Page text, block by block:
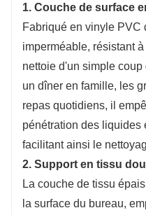
Surface facile à
d'éponge suffit,
et rapide, pour un
✅Matériau
peau et inodore.
Choisissez un
toxique et inodore,
sécurité pour un
familles avec
Nous pouvons
fonction de vos
1. Couche de surface
Fabriqué en vinyle PVC
imperméable, résistant
nettoie d'un simple
un dîner en famille, les
repas quotidiens, il
pénétration des liquides
facilitant ainsi le
2. Support en tissu
La couche de tissu
la surface du bureau,